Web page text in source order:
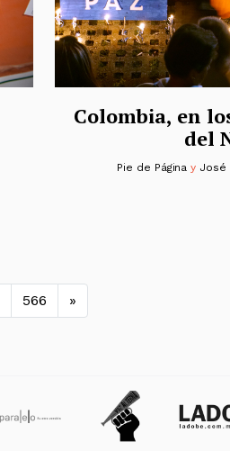
Colombia, en
del
Pie de Página y José
566 »